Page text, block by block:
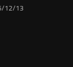
12/13